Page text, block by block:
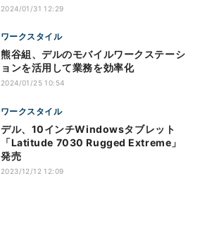
2024/01/31 12:29
ワークスタイル
熊谷組、デルのモバイルワークステーシ
ョンを活用して業務を効率化
2024/01/25 10:54
ワークスタイル
デル、10インチWindowsタブレット
「Latitude 7030 Rugged Extreme」
発売
2023/12/12 12:09